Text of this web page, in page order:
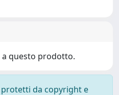
a questo prodotto.
da copyright e